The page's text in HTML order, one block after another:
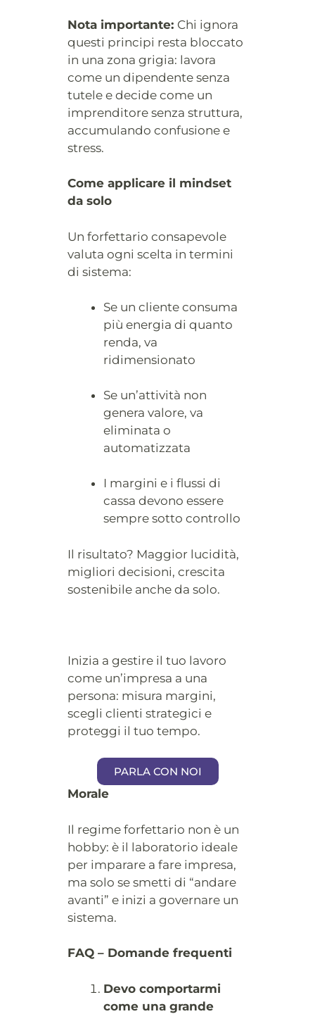
Nota importante: Chi ignora
questi principi resta bloccato
in una zona grigia: lavora
come un dipendente senza
tutele e decide come un
imprenditore senza struttura,
accumulando confusione e
stress.
Come applicare il mindset
da solo
Un forfettario consapevole
valuta ogni scelta in termini
di sistema:
Se un cliente consuma
più energia di quanto
renda, va
ridimensionato
Se un’attività non
genera valore, va
eliminata o
automatizzata
I margini e i flussi di
cassa devono essere
sempre sotto controllo
Il risultato? Maggior lucidità,
migliori decisioni, crescita
sostenibile anche da solo.
Inizia a gestire il tuo lavoro
come un’impresa a una
persona: misura margini,
scegli clienti strategici e
proteggi il tuo tempo.
PARLA CON NOI
Morale
Il regime forfettario non è un
hobby: è il laboratorio ideale
per imparare a fare impresa,
ma solo se smetti di “andare
avanti” e inizi a governare un
sistema.
FAQ – Domande frequenti
Devo comportarmi
come una grande